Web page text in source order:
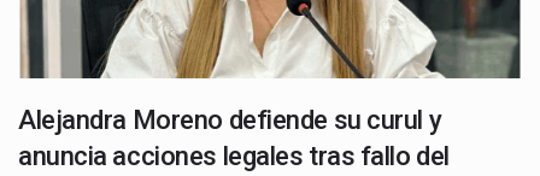
Alejandra Moreno defiende su curul y
anuncia acciones legales tras fallo del